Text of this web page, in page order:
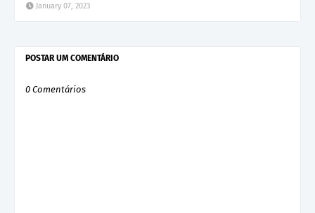
January 07, 2023
POSTAR UM COMENTÁRIO
0 Comentários